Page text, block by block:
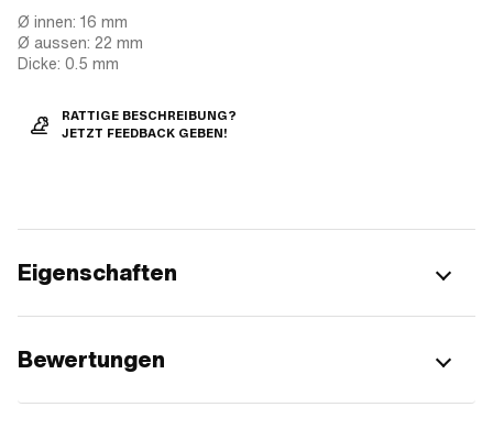
Ø innen: 16 mm
Ø aussen: 22 mm
Dicke: 0.5 mm
RATTIGE BESCHREIBUNG?
JETZT FEEDBACK GEBEN!
Eigenschaften
Bewertungen